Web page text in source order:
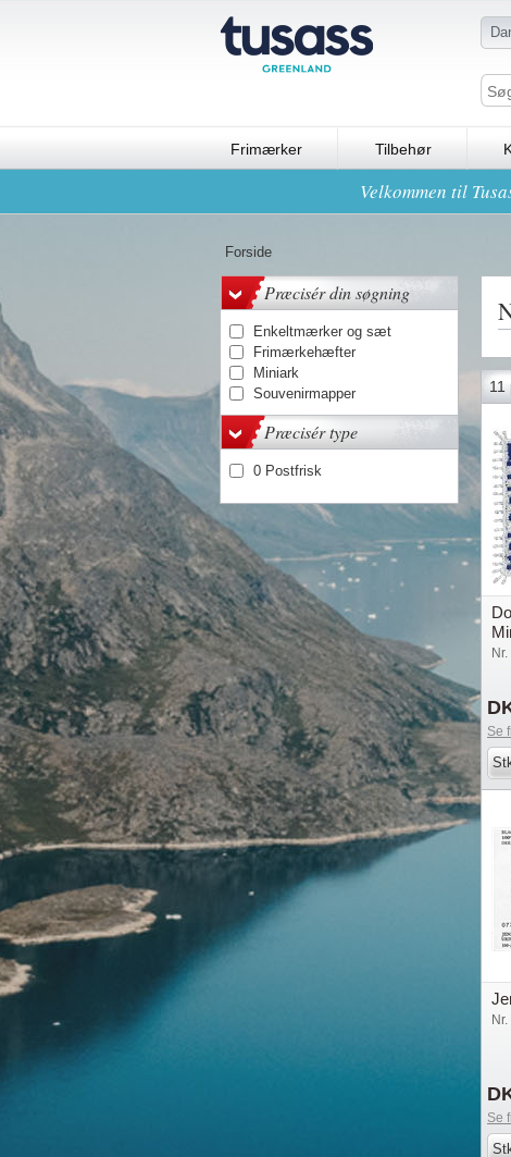
Frimærker Tilbehør
Velkommen til
Forside
Præcisér din søgning
Enkeltmærker og sæt
Frimærkehæfter
Miniark
Souvenirmapper
Præcisér type
0 Postfrisk
11
Se
Se